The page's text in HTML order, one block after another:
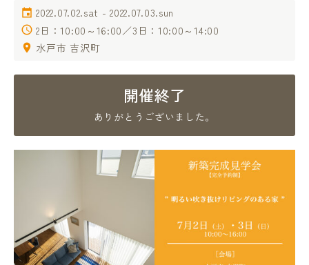
2022.07.02.sat - 2022.07.03.sun
2日：10:00～16:00／3日：10:00～14:00
水戸市 吉沢町
開催終了
ありがとうございました。